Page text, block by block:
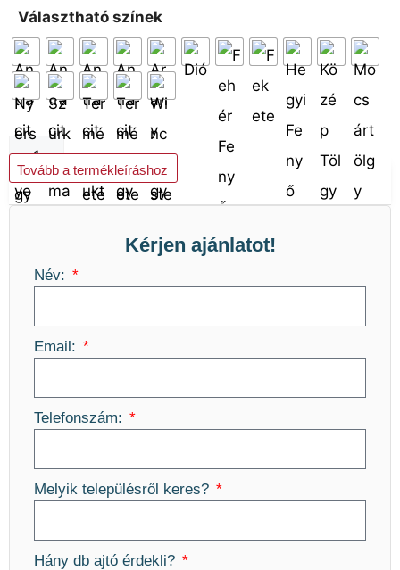
Választható színek
Kosárba teszem
Tovább a termékleíráshoz
Kérjen ajánlatot!
Név:
Email:
Telefonszám:
Melyik településről keres?
Hány db ajtó érdekli?